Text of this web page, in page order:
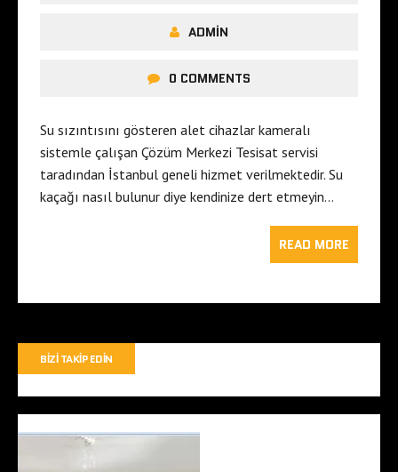
ADMIN
0 COMMENTS
Su sızıntısını gösteren alet cihazlar kameralı
sistemle çalışan Çözüm Merkezi Tesisat servisi
taradından İstanbul geneli hizmet verilmektedir. Su
kaçağı nasıl bulunur diye kendinize dert etmeyin…
READ MORE
BIZI TAKIP EDIN